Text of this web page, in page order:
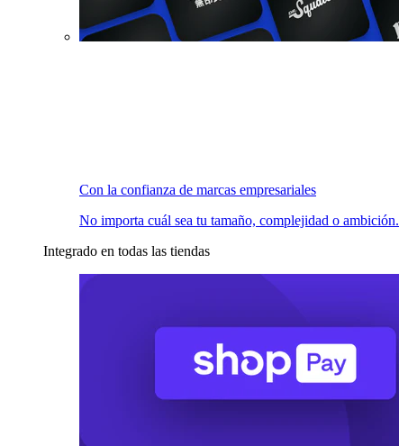
Con la confianza de marcas empresariales
No importa cuál sea tu tamaño, complejidad o ambición.
Integrado en todas las tiendas